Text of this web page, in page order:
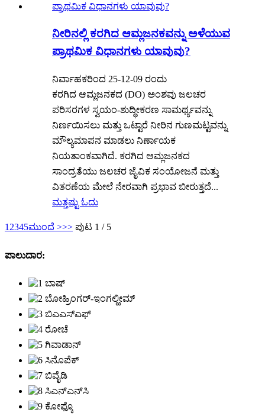
ನೀರಿನಲ್ಲಿ ಕರಗಿದ ಆಮ್ಲಜನಕವನ್ನು ಅಳೆಯುವ
ಪ್ರಾಥಮಿಕ ವಿಧಾನಗಳು ಯಾವುವು?
ನಿರ್ವಾಹಕರಿಂದ 25-12-09 ರಂದು
ಕರಗಿದ ಆಮ್ಲಜನಕದ (DO) ಅಂಶವು ಜಲಚರ
ಪರಿಸರಗಳ ಸ್ವಯಂ-ಶುದ್ಧೀಕರಣ ಸಾಮರ್ಥ್ಯವನ್ನು
ನಿರ್ಣಯಿಸಲು ಮತ್ತು ಒಟ್ಟಾರೆ ನೀರಿನ ಗುಣಮಟ್ಟವನ್ನು
ಮೌಲ್ಯಮಾಪನ ಮಾಡಲು ನಿರ್ಣಾಯಕ
ನಿಯತಾಂಕವಾಗಿದೆ. ಕರಗಿದ ಆಮ್ಲಜನಕದ
ಸಾಂದ್ರತೆಯು ಜಲಚರ ಜೈವಿಕ ಸಂಯೋಜನೆ ಮತ್ತು
ವಿತರಣೆಯ ಮೇಲೆ ನೇರವಾಗಿ ಪ್ರಭಾವ ಬೀರುತ್ತದೆ...
ಮತ್ತಷ್ಟು ಓದು
12345ಮುಂದೆ >>> ಪುಟ 1 / 5
ಪಾಲುದಾರ: